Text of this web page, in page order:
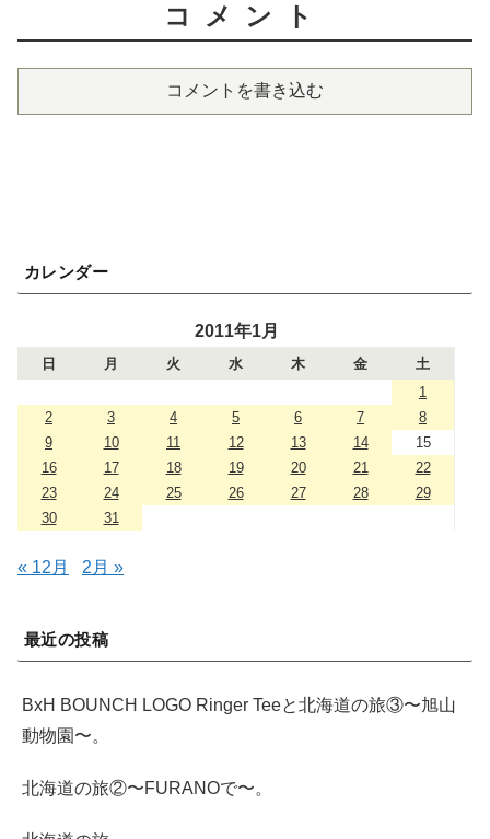
コメント
コメントを書き込む
カレンダー
2011年1月
日 月 火 水 木 金
土
1
2
3 4 5 6 7
8
9
10 11 12 13 14
15
16
17 18 19 20 21
22
23
24 25 26 27 28
29
30
31
« 12月 2月 »
最近の投稿
BxH BOUNCH LOGO Ringer Teeと北海道の旅③〜旭山
動物園〜。
北海道の旅②〜FURANOで〜。